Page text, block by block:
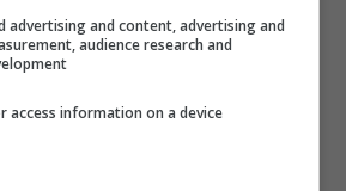
advertising and content, advertising and
audience research and
access information on a device